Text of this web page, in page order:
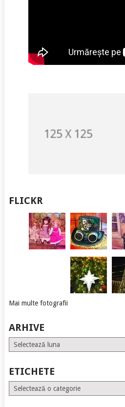
FLICKR
Mai multe fotografii
ARHIVE
Arhive
ETICHETE
Etichete